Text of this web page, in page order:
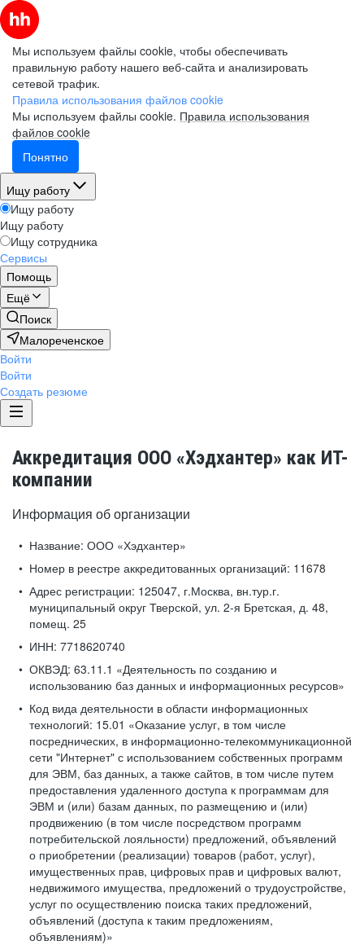
Мы используем файлы cookie, чтобы обеспечивать
правильную работу нашего веб-сайта и анализировать
сетевой трафик.
Правила использования файлов cookie
Мы используем файлы cookie. Правила использования
файлов cookie
Понятно
Ищу работу
Ищу работу
Ищу работу
Ищу сотрудника
Сервисы
Помощь
Ещё
Поиск
Малореченское
Войти
Войти
Создать резюме
Аккредитация ООО «Хэдхантер» как ИТ-
компании
Информация об организации
Название: ООО «Хэдхантер»
Номер в реестре аккредитованных организаций: 11678
Адрес регистрации: 125047, г.Москва, вн.тур.г.
муниципальный округ Тверской, ул. 2-я Бретская, д. 48,
помещ. 25
ИНН: 7718620740
ОКВЭД: 63.11.1 «Деятельность по созданию и
использованию баз данных и информационных ресурсов»
Код вида деятельности в области информационных
технологий: 15.01 «Оказание услуг, в том числе
посреднических, в информационно-телекоммуникационной
сети "Интернет" с использованием собственных программ
для ЭВМ, баз данных, а также сайтов, в том числе путем
предоставления удаленного доступа к программам для
ЭВМ и (или) базам данных, по размещению и (или)
продвижению (в том числе посредством программ
потребительской лояльности) предложений, объявлений
о приобретении (реализации) товаров (работ, услуг),
имущественных прав, цифровых прав и цифровых валют,
недвижимого имущества, предложений о трудоустройстве,
услуг по осуществлению поиска таких предложений,
объявлений (доступа к таким предложениям,
объявлениям)»